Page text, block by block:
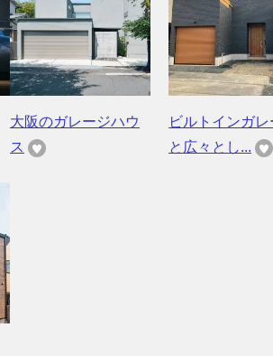
大阪のガレージハウ
ス
ビルトインガレ
と広々とし...